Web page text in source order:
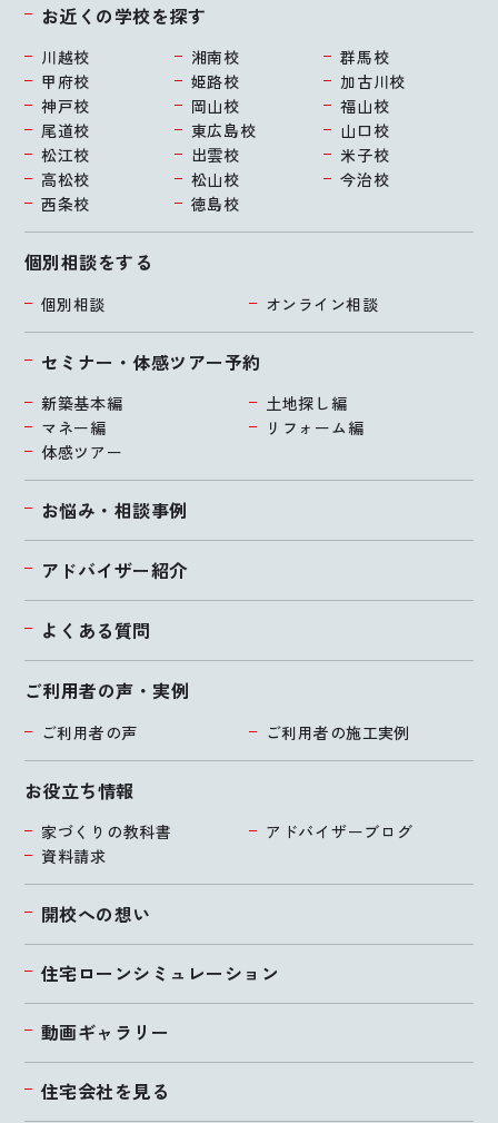
お悩み・相談事例
アドバイザー紹介
よくある質問
ご利用者の声・実例
ご利用者の声 ご利用者の施工実例
個別相談をする
個別相談 オンライン相談
セミナー・体感ツアー予約
新築基本編
土地探し編
マネー編
リフォーム編
体感ツアー
お近くの学校を探す
川越校 湘南校
群馬校
甲府校
姫路校
加古川校
神戸校
岡山校
福山校
尾道校
東広島校
山口校
松江校
出雲校
米子校
高松校
松山校
今治校
西条校
徳島校
お役立ち情報
家づくりの教科書
アドバイザーブログ
資料請求
開校への想い
住宅ローンシミュレーション
動画ギャラリー
住宅会社を見る